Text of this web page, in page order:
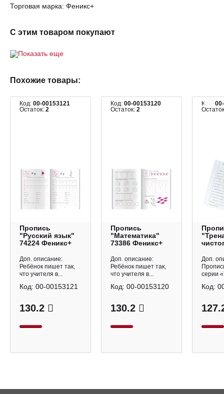
Торговая марка: Феникс+
С этим товаром покупают
Показать еще
Похожие товары:
Код: 00-00153121
Остаток: 2
Пропись
"Русский язык"
74224 Феникс+
Доп. описание:
Ребёнок пишет так,
что учителя в...
130.2
Код: 00-00153121
Код: 00-00153120
Остаток: 2
Пропись
"Математика"
73386 Феникс+
Доп. описание:
Ребёнок пишет так,
что учителя в...
130.2
Код: 00-00153120
Код:
Доп.
серии
Код: